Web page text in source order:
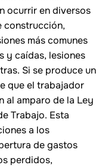
ocurrir en diversos
construcción,
más comunes
y caídas, lesiones
Si se produce un
que el trabajador
al amparo de la Ley
Trabajo. Esta
a los
de gastos
perdidos,